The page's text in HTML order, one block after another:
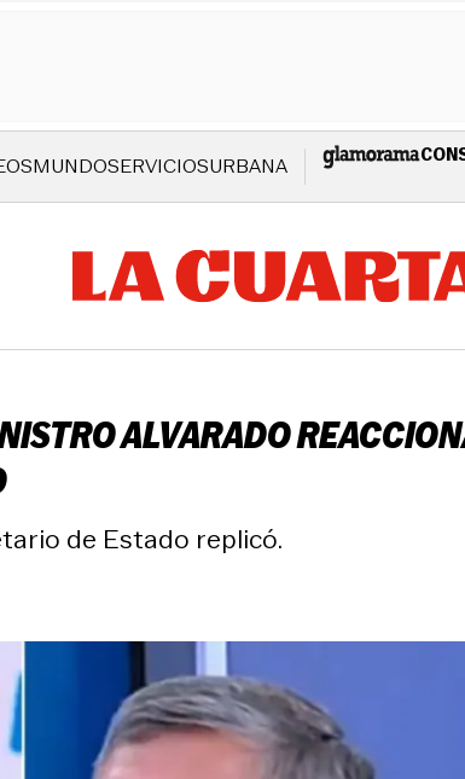
MUNDOSERVICIOSURBANA
ALVARADO
de Estado replicó.